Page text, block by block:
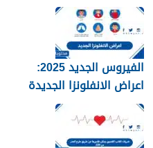
الفيروس الجديد 2025:
اعراض الانفلونزا الجديدة
وطرق العلاج